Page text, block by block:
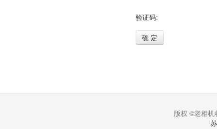
验证码:
确 定
版权 ©老相